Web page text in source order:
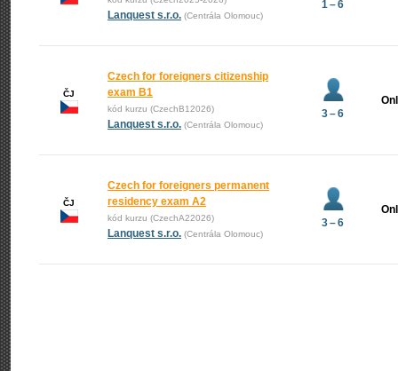
Lanquest s.r.o. (Centrála Olomouc)
1 – 6
ČJ
Czech for foreigners citizenship
exam B1
kód kurzu (CzechB12026)
Lanquest s.r.o. (Centrála Olomouc)
3 – 6
ČJ
Czech for foreigners permanent
residency exam A2
kód kurzu (CzechA22026)
Lanquest s.r.o. (Centrála Olomouc)
3 – 6